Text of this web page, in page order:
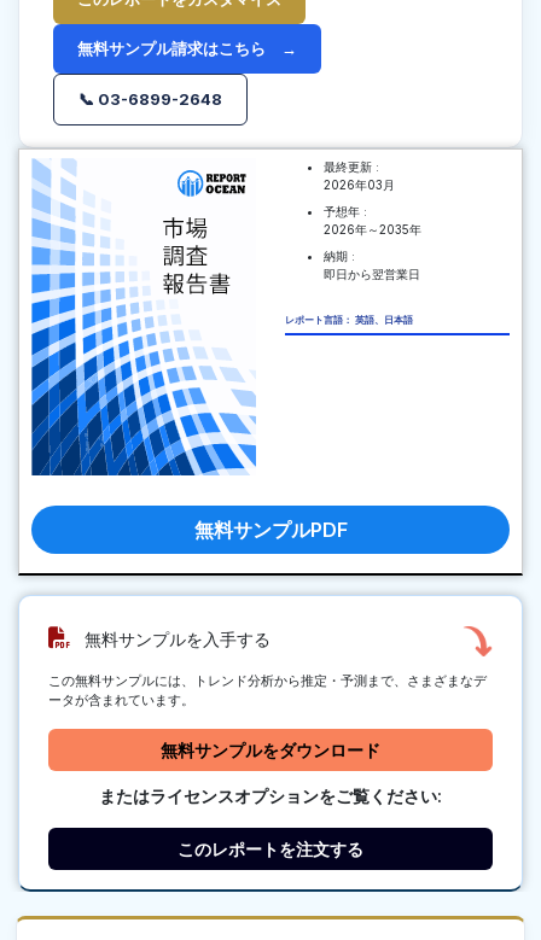
無料サンプル請求はこちら →
📞 03-6899-2648
最終更新 :
2026年03月
予想年 :
2026年～2035年
納期 :
即日から翌営業日
レポート言語： 英語、日本語
無料サンプルPDF
無料サンプルを入手する
この無料サンプルには、トレンド分析から推定・予測まで、さまざまなデ
ータが含まれています。
無料サンプルをダウンロード
またはライセンスオプションをご覧ください:
このレポートを注文する